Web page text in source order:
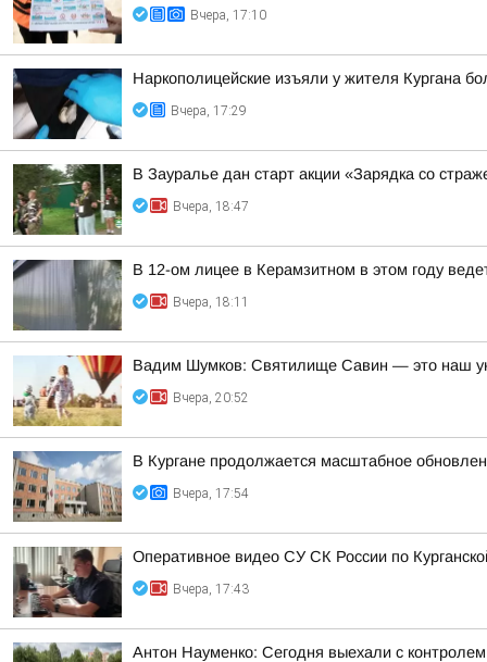
Вчера, 17:10
Наркополицейские изъяли у жителя Кургана
Вчера, 17:29
В Зауралье дан старт акции «Зарядка со
Вчера, 18:47
В 12-ом лицее в Керамзитном в этом году
Вчера, 18:11
Вадим Шумков: Святилище Савин — это наш
Вчера, 20:52
В Кургане продолжается масштабное
Вчера, 17:54
Оперативное видео СУ СК России по
Вчера, 17:43
Антон Науменко: Сегодня выехали с